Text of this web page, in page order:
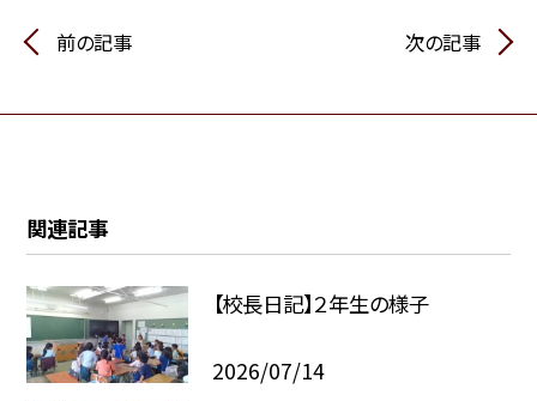
前の記事 次の記事
関連記事
【校長日記】２年生の様子
2026/07/14